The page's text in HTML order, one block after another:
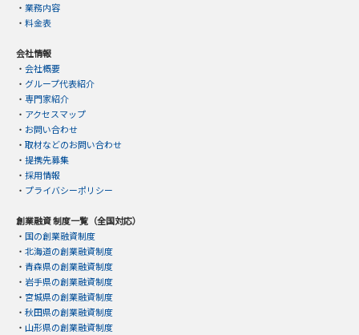
・ 業務内容
・ 料金表
会社情報
・ 会社概要
・ グループ代表紹介
・ 専門家紹介
・ アクセスマップ
・ お問い合わせ
・ 取材などのお問い合わせ
・ 提携先募集
・ 採用情報
・ プライバシーポリシー
創業融資 制度一覧（全国対応）
・ 国の創業融資制度
・ 北海道の創業融資制度
・ 青森県の創業融資制度
・ 岩手県の創業融資制度
・ 宮城県の創業融資制度
・ 秋田県の創業融資制度
・ 山形県の創業融資制度